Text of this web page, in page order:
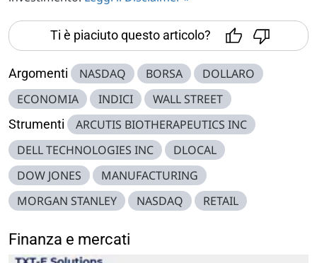
Ti è piaciuto questo articolo?
Argomenti NASDAQ BORSA
DOLLARO
ECONOMIA
INDICI WALL STREET
Strumenti
ARCUTIS BIOTHERAPEUTICS INC
DELL TECHNOLOGIES INC
DLOCAL
DOW JONES
MANUFACTURING
MORGAN STANLEY
NASDAQ RETAIL
Finanza e mercati